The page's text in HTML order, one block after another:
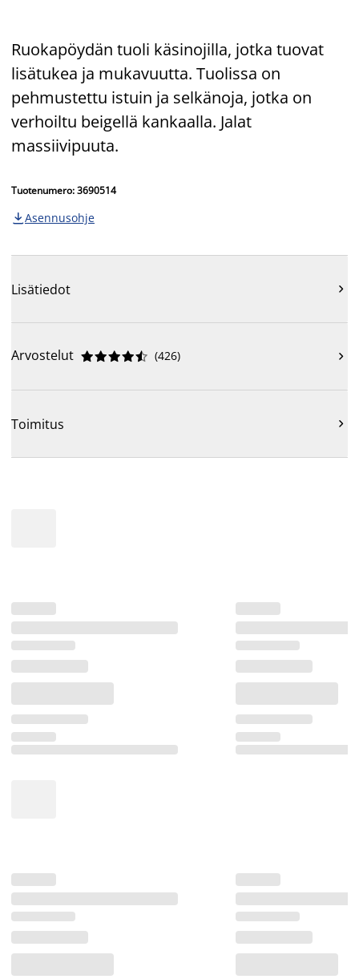
Ruokapöydän tuoli käsinojilla, jotka tuovat
lisätukea ja mukavuutta. Tuolissa on
pehmustettu istuin ja selkänoja, jotka on
verhoiltu beigellä kankaalla. Jalat
massiivipuuta.
Tuotenumero: 3690514
 Asennusohje
Lisätiedot 
Arvostelut 




 (426) 
Toimitus 